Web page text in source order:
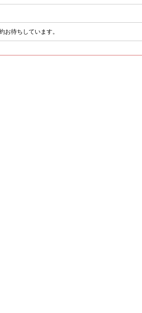
お待ちしています。